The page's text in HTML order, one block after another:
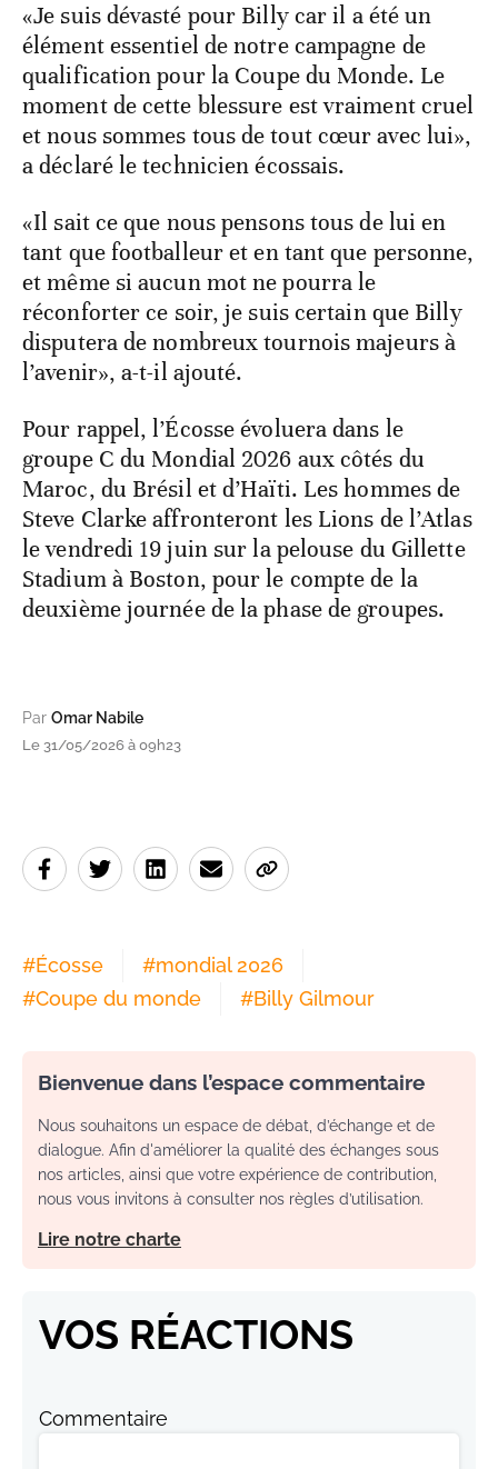
«Je suis dévasté pour Billy car il a été un
élément essentiel de notre campagne de
qualification pour la Coupe du Monde. Le
moment de cette blessure est vraiment cruel
et nous sommes tous de tout cœur avec lui»,
a déclaré le technicien écossais.
«Il sait ce que nous pensons tous de lui en
tant que footballeur et en tant que personne,
et même si aucun mot ne pourra le
réconforter ce soir, je suis certain que Billy
disputera de nombreux tournois majeurs à
l’avenir», a-t-il ajouté.
Pour rappel, l’Écosse évoluera dans le
groupe C du Mondial 2026 aux côtés du
Maroc, du Brésil et d’Haïti. Les hommes de
Steve Clarke affronteront les Lions de l’Atlas
le vendredi 19 juin sur la pelouse du Gillette
Stadium à Boston, pour le compte de la
deuxième journée de la phase de groupes.
Par Omar Nabile
Le 31/05/2026 à 09h23
#Écosse #mondial 2026
#Coupe du monde #Billy Gilmour
Bienvenue dans l’espace commentaire
Nous souhaitons un espace de débat, d’échange et de
dialogue. Afin d'améliorer la qualité des échanges sous
nos articles, ainsi que votre expérience de contribution,
nous vous invitons à consulter nos règles d’utilisation.
Lire notre charte
VOS RÉACTIONS
Commentaire